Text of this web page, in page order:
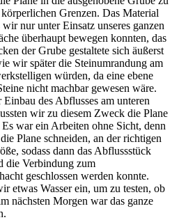
Grenzen. Das Material
nur unter Einsatz unseres ganzen
überhaupt bewegen konnten, das
der Grube gestaltete sich äußerst
wir später die Steinumrandung am
würden, da eine ebene
nicht machbar gewesen wäre.
des Abflusses am unteren
wir zu diesem Zweck die Plane
war ein Arbeiten ohne Sicht, denn
Plane schneiden, an der richtigen
sodass dann das Abflussstück
die Verbindung zum
geschlossen werden konnte.
etwas Wasser ein, um zu testen, ob
nächsten Morgen war das ganze